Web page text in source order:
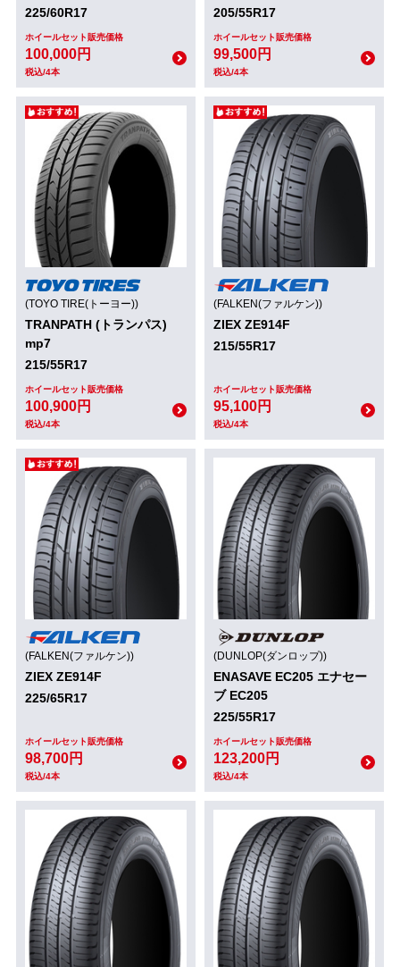
225/60R17
ホイールセット販売価格
100,000円
税込/4本
205/55R17
ホイールセット販売価格
99,500円
税込/4本
(TOYO TIRE(トーヨー))
TRANPATH (トランパス)
mp7
215/55R17
ホイールセット販売価格
100,900円
税込/4本
(FALKEN(ファルケン))
ZIEX ZE914F
215/55R17
ホイールセット販売価格
95,100円
税込/4本
(FALKEN(ファルケン))
ZIEX ZE914F
225/65R17
ホイールセット販売価格
98,700円
税込/4本
(DUNLOP(ダンロップ))
ENASAVE EC205 エナセー
ブ EC205
225/55R17
ホイールセット販売価格
123,200円
税込/4本